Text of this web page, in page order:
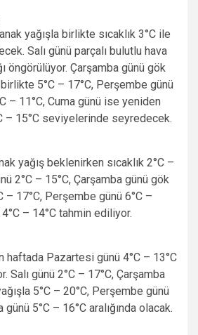
yağışla birlikte sıcaklık 3°C ile
Salı günü parçalı bulutlu hava
öngörülüyor. Çarşamba günü gök
5°C – 17°C, Perşembe günü
– 11°C, Cuma günü ise yeniden
– 15°C seviyelerinde seyredecek.
yağış beklenirken sıcaklık 2°C –
2°C – 15°C, Çarşamba günü gök
– 17°C, Perşembe günü 6°C –
– 14°C tahmin ediliyor.
haftada Pazartesi günü 4°C – 13°C
Salı günü 2°C – 17°C, Çarşamba
5°C – 20°C, Perşembe günü
günü 5°C – 16°C aralığında olacak.